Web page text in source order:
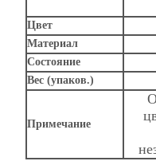
Цвет
Материал
Состояние
Вес (упаков.)
Примечание